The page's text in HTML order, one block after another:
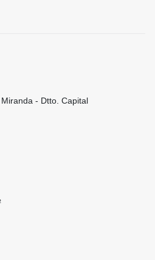
Miranda - Dtto. Capital